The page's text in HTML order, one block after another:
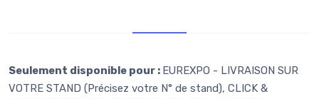
Seulement disponible pour : EUREXPO - LIVRAISON SUR
VOTRE STAND (Précisez votre N° de stand), CLICK &